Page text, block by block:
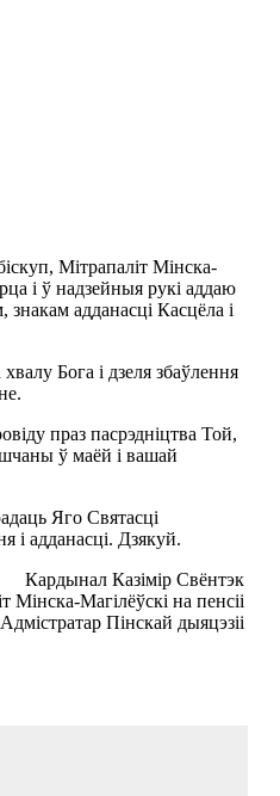
Мітрапаліт Мінска-
і ў надзейныя рукі аддаю
знакам адданасці Касцёла і
Бога і дзеля збаўлення
праз пасрэдніцтва Той,
ў маёй і вашай
Яго Святасці
і адданасці. Дзякуй.
Кардынал Казімір Свёнтэк
Мінска-Магілёўскі на пенсіі
Пінскай дыяцэзіі